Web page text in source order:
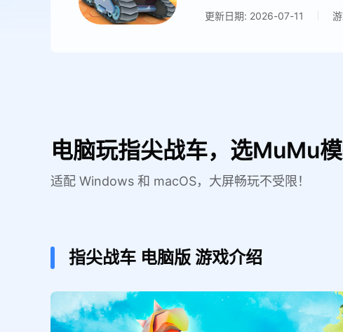
更新日期: 2026-07-11
电脑玩指尖战车，选MuMu
适配 Windows 和 macOS，大屏畅玩不受限！
指尖战车 电脑版 游戏介绍